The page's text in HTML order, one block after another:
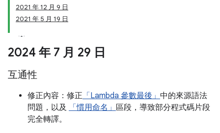
2021 年 12 月 9 日
2021 年 5 月 19 日
2024 年 7 月 29 日
互通性
修正內容：修正 「Lambda 參數最後」 中的來源語法
問題，以及
「慣用命名」 區段，導致部分程式碼片段
完全轉譯。